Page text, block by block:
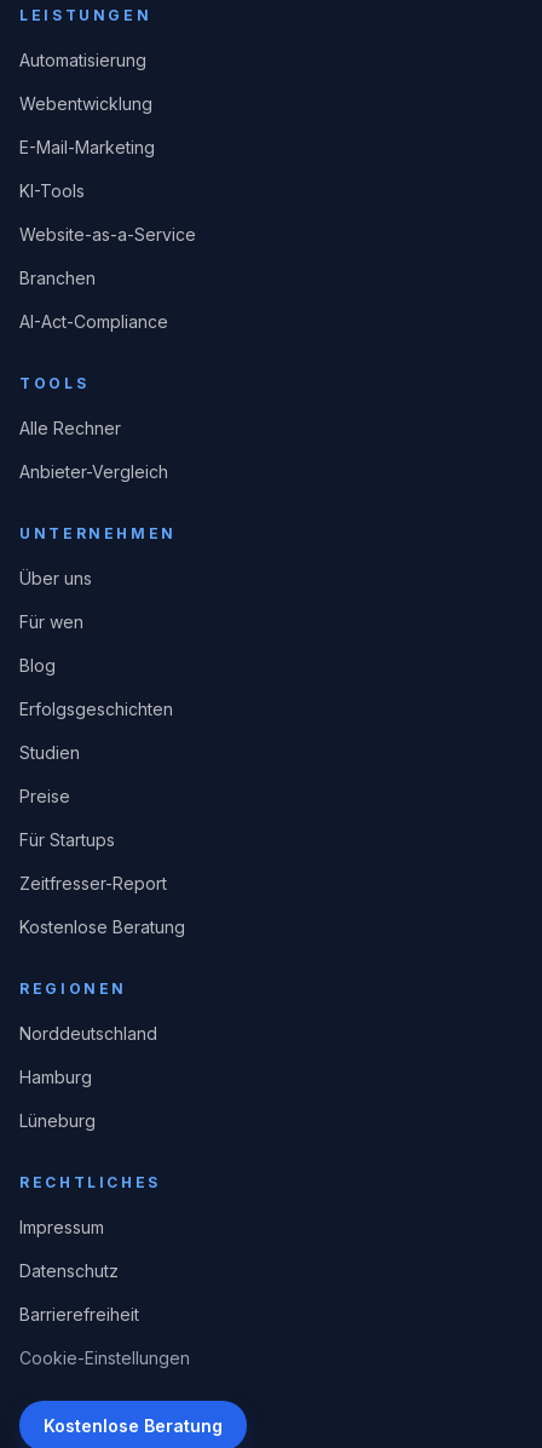
LEISTUNGEN
Automatisierung
Webentwicklung
E-Mail-Marketing
KI-Tools
Website-as-a-Service
Branchen
AI-Act-Compliance
TOOLS
Alle Rechner
Anbieter-Vergleich
UNTERNEHMEN
Über uns
Für wen
Blog
Erfolgsgeschichten
Studien
Preise
Für Startups
Zeitfresser-Report
Kostenlose Beratung
REGIONEN
Norddeutschland
Hamburg
Lüneburg
RECHTLICHES
Impressum
Datenschutz
Barrierefreiheit
Cookie-Einstellungen
Kostenlose Beratung